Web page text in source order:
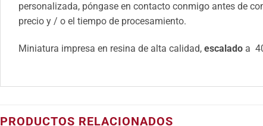
personalizada, póngase en contacto conmigo antes de
precio y / o el tiempo de procesamiento.
Miniatura impresa en resina de alta calidad, escaladoa
PRODUCTOS RELACIONADOS